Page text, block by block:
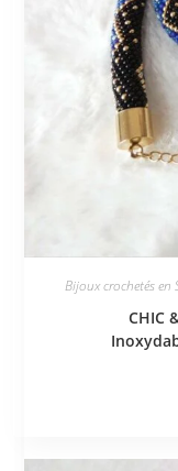
Bijoux crochetés en
CHIC